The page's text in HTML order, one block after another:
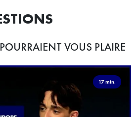
VOUS PLAIRE
17 min.